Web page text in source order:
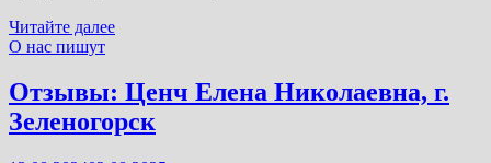
Отзывы:
Хакимова
Александровна,
г.
Челябинск
Читайте далее
О нас пишут
Отзывы: Ценч Елена Николаевна, г.
Зеленогорск